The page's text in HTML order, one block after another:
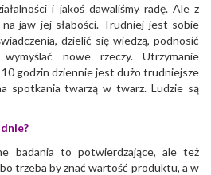
i jakoś dawaliśmy radę. Ale z
na jaw jej słabości. Trudniej jest sobie
dzielić się wiedzą, podnosić
nowe rzeczy. Utrzymanie
10 godzin dziennie jest dużo trudniejsze
spotkania twarzą w twarz. Ludzie są
badania to potwierdzające, ale też
trzeba by znać wartość produktu, a w